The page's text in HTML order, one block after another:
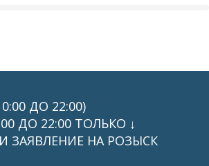
ДО 22:00)
ДО 22:00 ТОЛЬКО ↓
ЗАЯВЛЕНИЕ НА РОЗЫСК